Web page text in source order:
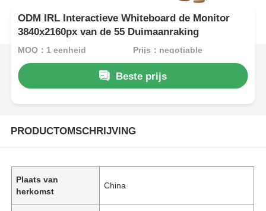
ODM IRL Interactieve Whiteboard de Monitor
3840x2160px van de 55 Duimaanraking
MOQ：1 eenheid Prijs：negotiable
Beste prijs
PRODUCTOMSCHRIJVING
Plaats van
herkomst
China